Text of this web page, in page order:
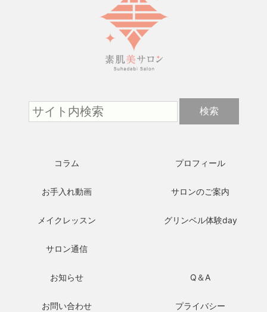
コラム プロフィール
お手入れ動画 サロンのご案内
メイクレッスン グリンベル体験day
サロン通信
お知らせ Q＆A
お問い合わせ プライバシー